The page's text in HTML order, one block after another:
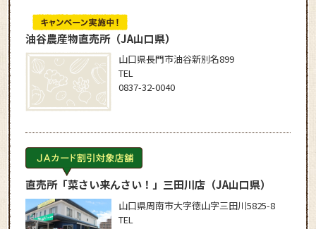
油谷農産物直売所（JA山口県）
山口県長門市油谷新別名899
TEL
0837-32-0040
直売所「菜さい来んさい！」三田川店（JA山口県）
山口県周南市大字徳山字三田川5825-8
TEL